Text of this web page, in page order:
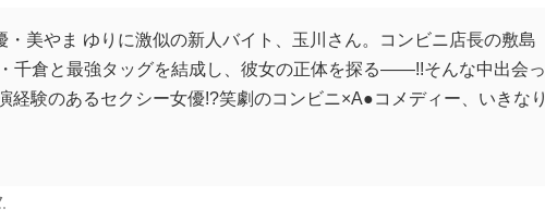
・美やま ゆりに激似の新人バイト、玉川さん。コンビニ店長の敷島
千倉と最強タッグを結成し、彼女の正体を探る――!!そんな中出会っ
経験のあるセクシー女優!?笑劇のコンビニ×A●コメディー、いきなり